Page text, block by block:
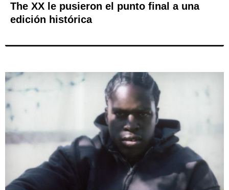
The XX le pusieron el punto final a una
edición histórica